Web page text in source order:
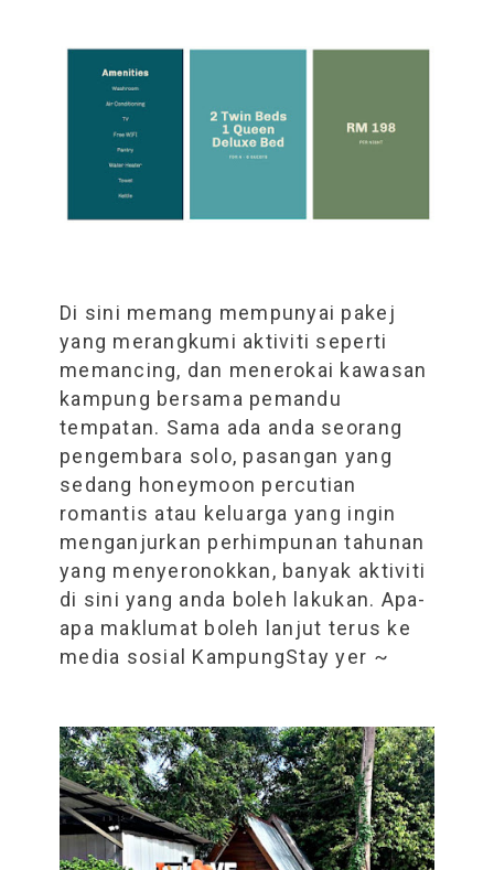
Di sini memang mempunyai pakej
yang merangkumi aktiviti seperti
memancing, dan menerokai kawasan
kampung bersama pemandu
tempatan. Sama ada anda seorang
pengembara solo, pasangan yang
sedang honeymoon percutian
romantis atau keluarga yang ingin
menganjurkan perhimpunan tahunan
yang menyeronokkan, banyak aktiviti
di sini yang anda boleh lakukan. Apa-
apa maklumat boleh lanjut terus ke
media sosial KampungStay yer ~